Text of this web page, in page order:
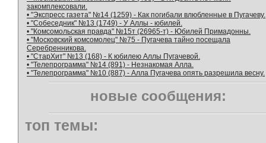
закомплексовали.
• "Экспресс газета" №14 (1259) - Как погибали влюбленные в Пугачеву.
• "Собеседник" №13 (1749) - У Аллы - юбилей.
• "Комсомольская правда" №15т (26965-т) - Юбилей Примадонны.
• "Московский комсомолец" №75 - Пугачева тайно посещала
Серебренникова.
• "СтарХит" №13 (168) - К юбилею Аллы Пугачевой.
• "Телепрограмма" №14 (891) - Незнакомая Алла.
• "Телепрограмма" №10 (887) - Алла Пугачева опять разрешила весну.
новые сообщения:
топ темы: